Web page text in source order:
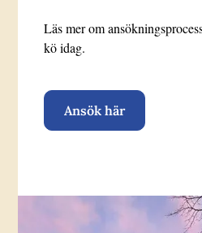
Läs mer om
kö idag.
Ansök här